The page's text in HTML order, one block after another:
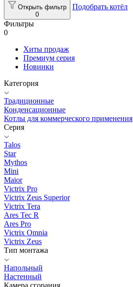
Открыть фильтр
0
Подобрать котёл
Фильтры
0
Хиты продаж
Премиум серия
Новинки
Категория
Традиционные
Конденсационные
Котлы для коммерческого применения
Серия
Talos
Star
Mythos
Mini
Maior
Victrix Pro
Victrix Zeus Superior
Victrix Tera
Ares Tec R
Ares Pro
Victrix Omnia
Victrix Zeus
Тип монтажа
Напольный
Настенный
Камера сгорания